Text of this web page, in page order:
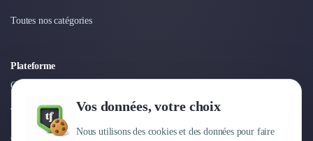
Vos données, votre choix
Nous utilisons des cookies et des données pour faire
Toutes nos catégories
Plateforme
Connexion
Tarifs
Centre d'aide